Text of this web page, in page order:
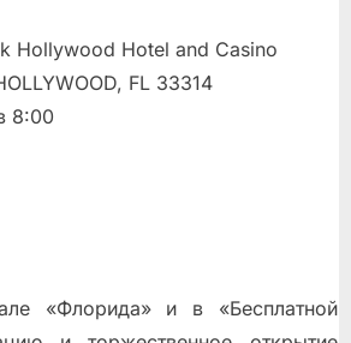
Hollywood Hotel and Casino
FL 33314
8:00
«Флорида» и в «Бесплатной